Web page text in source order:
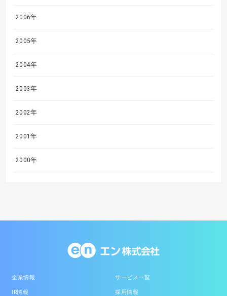
2006年
2005年
2004年
2003年
2002年
2001年
2000年
企業情報 サービス一覧
IR情報 採用情報